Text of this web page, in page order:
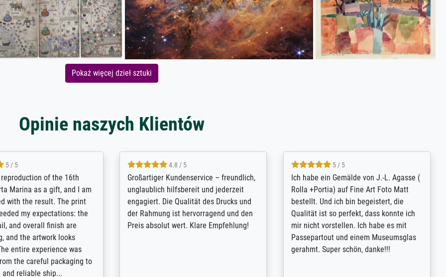
Pokaż więcej dzieł sztuki
Opinie naszych Klientów
5 / 5
Meisterdrucke strives to
demands, and provides
on how to obtain the best
prints requested by the
has a vast
prints to choose from, and
service also with
which are not in that
recommended!
5 / 5
Outstanding quality and customer
support. - the quality of the printing is
excellent and difficult to distinguish
from the real thing; it will be my go-to
for high-quality art prints from now on -
4.8 / 5
Qualité absolument irréprochable.
Extraordinaire diversité des thèmes
abordés et personnalisation des
demandes (recadrage, réajustement des
couleurs). Relation clientèle parfaite.
Transport, réception sans aucun
problème. Merci à toute l'équipe ! Hervé